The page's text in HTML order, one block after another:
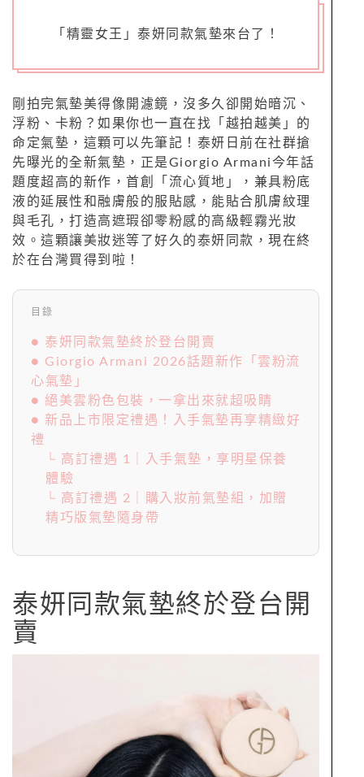
「精靈女王」泰妍同款氣墊來台了！
剛拍完氣墊美得像開濾鏡，沒多久卻開始暗沉、
浮粉、卡粉？如果你也一直在找「越拍越美」的
命定氣墊，這顆可以先筆記！泰妍日前在社群搶
先曝光的全新氣墊，正是Giorgio Armani今年話
題度超高的新作，首創「流心質地」，兼具粉底
液的延展性和融膚般的服貼感，能貼合肌膚紋理
與毛孔，打造高遮瑕卻零粉感的高級輕霧光妝
效。這顆讓美妝迷等了好久的泰妍同款，現在終
於在台灣買得到啦！
目錄
● 泰妍同款氣墊終於登台開賣
● Giorgio Armani 2026話題新作「雲粉流
心氣墊」
● 絕美雲粉色包裝，一拿出來就超吸睛
● 新品上市限定禮遇！入手氣墊再享精緻好
禮
└ 高訂禮遇 1｜入手氣墊，享明星保養
體驗
└ 高訂禮遇 2｜購入妝前氣墊組，加贈
精巧版氣墊隨身帶
泰妍同款氣墊終於登台開
賣